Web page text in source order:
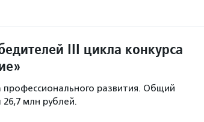
III цикла конкурса
развития. Общий
млн рублей.